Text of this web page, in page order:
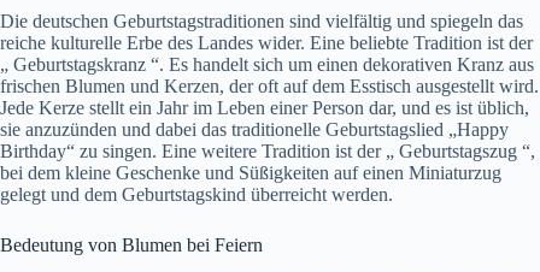
Die deutschen Geburtstagstraditionen sind vielfältig und spiegeln das
reiche kulturelle Erbe des Landes wider. Eine beliebte Tradition ist der
„ Geburtstagskranz “. Es handelt sich um einen dekorativen Kranz aus
frischen Blumen und Kerzen, der oft auf dem Esstisch ausgestellt wird.
Jede Kerze stellt ein Jahr im Leben einer Person dar, und es ist üblich,
sie anzuzünden und dabei das traditionelle Geburtstagslied „Happy
Birthday“ zu singen. Eine weitere Tradition ist der „ Geburtstagszug “,
bei dem kleine Geschenke und Süßigkeiten auf einen Miniaturzug
gelegt und dem Geburtstagskind überreicht werden.
Bedeutung von Blumen bei Feiern